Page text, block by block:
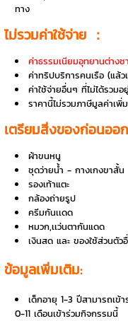
ทาง
ไม่รวมค่าใช้จ่าย ：
ค่าธรรมเนียมอุทยานต่าง
ค่าทริปบริการคนเรือ (แล้
ค่าใช้จ่ายอื่นๆ ที่ไม่ได้รวมอ
ราคานี้ไม่รวมภาษีมูลค่าเพิ่ม
เตรียมสิ่งของก่อนออก
ผ้าขนหนู
ชุดว่ายน้ำ - กางเกงขาสั้น
รองเท้าแตะ
กล้องถ่ายรูป
ครีมกันเเดด
หมวก,เเว่นตากันแดด
เงินสด และ ของใช้ส่วนตัว
ข้อมูลเพิ่มเติม:
เด็กอายุ 1-3 ปีสามารถเข้
0-11 เดือนเข้าร่วมกิจกรรมนี้